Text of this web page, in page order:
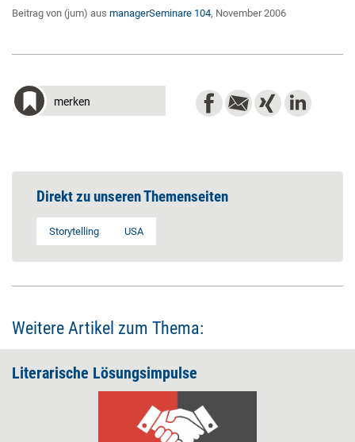
Beitrag von (jum) aus managerSeminare 104, November 2006
merken
Direkt zu unseren Themenseiten
Storytelling USA
Weitere Artikel zum Thema:
Literarische Lösungsimpulse